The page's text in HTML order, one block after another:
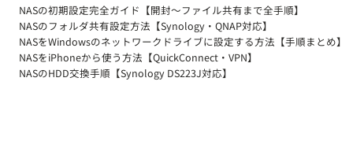
NASの初期設定完全ガイド【開封〜ファイル共有まで全手順】
NASのフォルダ共有設定方法【Synology・QNAP対応】
NASをWindowsのネットワークドライブに設定する方法【手順まとめ】
NASをiPhoneから使う方法【QuickConnect・VPN】
NASのHDD交換手順【Synology DS223J対応】